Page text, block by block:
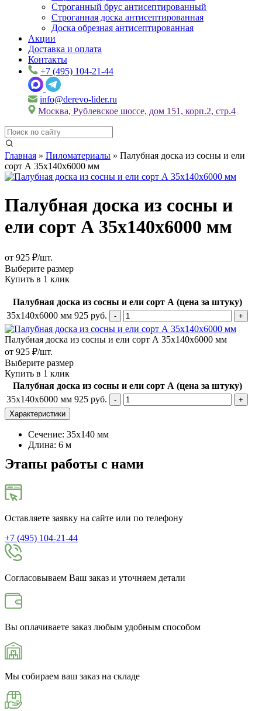
Строганный брус антисептированный
Строганная доска антисептированная
Доска обрезная антисептированная
Акции
Доставка и оплата
Контакты
+7 (495) 104-21-44
info@derevo-lider.ru
Москва, Рублевское шоссе, дом 151, корп.2, стр.4
Главная » Пиломатериалы » Палубная доска из сосны и ели
сорт А 35х140х6000 мм
Палубная доска из сосны и
ели сорт А 35х140х6000 мм
от 925 ₽/шт.
Выберите размер
Купить в 1 клик
Палубная доска из сосны и ели сорт А (цена за штуку)
35х140х6000 мм 925 руб.
Палубная доска из сосны и ели сорт А 35х140х6000 мм
от 925 ₽/шт.
Выберите размер
Купить в 1 клик
Палубная доска из сосны и ели сорт А (цена за штуку)
35х140х6000 мм 925 руб.
Характеристики
Сечение: 35х140 мм
Длина: 6 м
Этапы работы с нами
Оставляете заявку на сайте или по телефону
+7 (495) 104-21-44
Согласовываем Ваш заказ и уточняем детали
Вы оплачиваете заказ любым удобным способом
Мы собираем ваш заказ на складе